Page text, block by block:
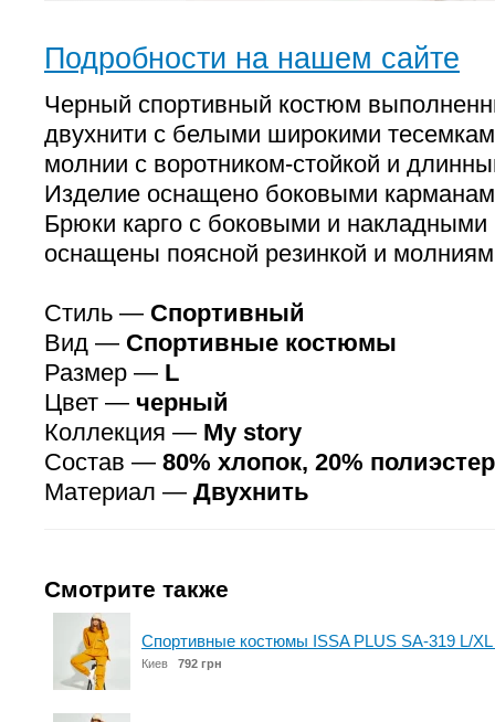
Подробности на нашем сайте
Черный спортивный костюм
двухнити с белыми широкими
молнии с воротником-стойкой и
Изделие оснащено боковыми
Брюки карго с боковыми и
оснащены поясной резинкой и
Стиль — Спортивный
Вид — Спортивные костюмы
Размер — L
Цвет — черный
Коллекция — My story
Состав — 80% хлопок, 20% полиэстер
Материал — Двухнить
Смотрите также
Спортивные костюмы ISSA PLUS SA-319 L/XL
Киев 792 грн